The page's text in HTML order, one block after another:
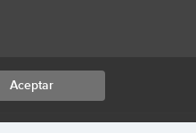
Aceptar